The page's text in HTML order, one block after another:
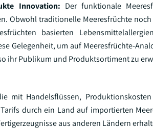
Innovation: Der funktionale
Obwohl traditionelle Meeresfrüchte
basierten
Gelegenheit, um auf Meeresfrüchte-
ihr Publikum und Produktsortiment zu
mit Handelsflüssen,
durch ein Land auf importierten
aus anderen Ländern